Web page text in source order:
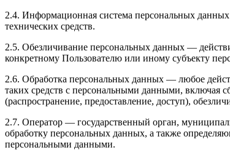
2.4. Информационная система персональных
технических средств.
2.5. Обезличивание персональных данных —
конкретному Пользователю или иному субъекту
2.6. Обработка персональных данных — любое
таких средств с персональными данными, включая
(распространение, предоставление, доступ),
2.7. Оператор — государственный орган,
обработку персональных данных, а также
персональными данными.